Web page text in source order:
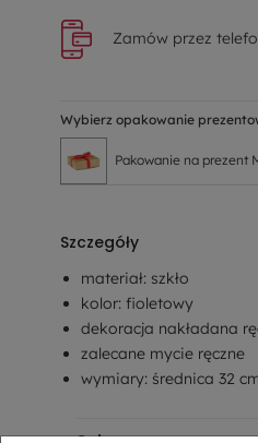
Zamów przez
Wybierz opakowanie
Pakowanie na prezent
Szczegóły
materiał: szkło
kolor: fioletowy
dekoracja nakładana
zalecane mycie ręczne
wymiary: średnica 32